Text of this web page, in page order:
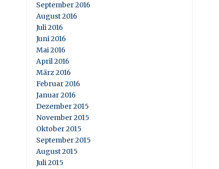
September 2016
August 2016
Juli 2016
Juni 2016
Mai 2016
April 2016
März 2016
Februar 2016
Januar 2016
Dezember 2015
November 2015
Oktober 2015
September 2015
August 2015
Juli 2015